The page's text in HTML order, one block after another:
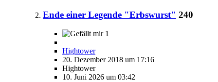
Ende einer Legende "Erbswurst" 240
1
Hightower
20. Dezember 2018 um 17:16
Hightower
10. Juni 2026 um 03:42